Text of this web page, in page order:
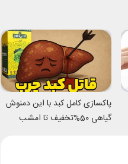
پاکسازی کامل کبد با این دمنوش
گیاهی 50%تخفیف تا امشب